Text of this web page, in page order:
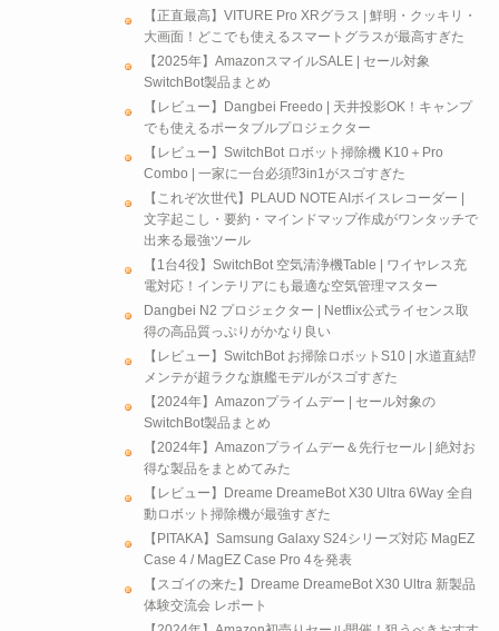
【正直最高】VITURE Pro XRグラス | 鮮明・クッキリ・
大画面！どこでも使えるスマートグラスが最高すぎた
【2025年】AmazonスマイルSALE | セール対象
SwitchBot製品まとめ
【レビュー】Dangbei Freedo | 天井投影OK！キャンプ
でも使えるポータブルプロジェクター
【レビュー】SwitchBot ロボット掃除機 K10＋Pro
Combo | 一家に一台必須⁉3in1がスゴすぎた
【これぞ次世代】PLAUD NOTE AIボイスレコーダー |
文字起こし・要約・マインドマップ作成がワンタッチで
出来る最強ツール
【1台4役】SwitchBot 空気清浄機Table | ワイヤレス充
電対応！インテリアにも最適な空気管理マスター
Dangbei N2 プロジェクター | Netflix公式ライセンス取
得の高品質っぷりがかなり良い
【レビュー】SwitchBot お掃除ロボットS10 | 水道直結⁉
メンテが超ラクな旗艦モデルがスゴすぎた
【2024年】Amazonプライムデー | セール対象の
SwitchBot製品まとめ
【2024年】Amazonプライムデー＆先行セール | 絶対お
得な製品をまとめてみた
【レビュー】Dreame DreameBot X30 Ultra 6Way 全自
動ロボット掃除機が最強すぎた
【PITAKA】Samsung Galaxy S24シリーズ対応 MagEZ
Case 4 / MagEZ Case Pro 4を発表
【スゴイの来た】Dreame DreameBot X30 Ultra 新製品
体験交流会 レポート